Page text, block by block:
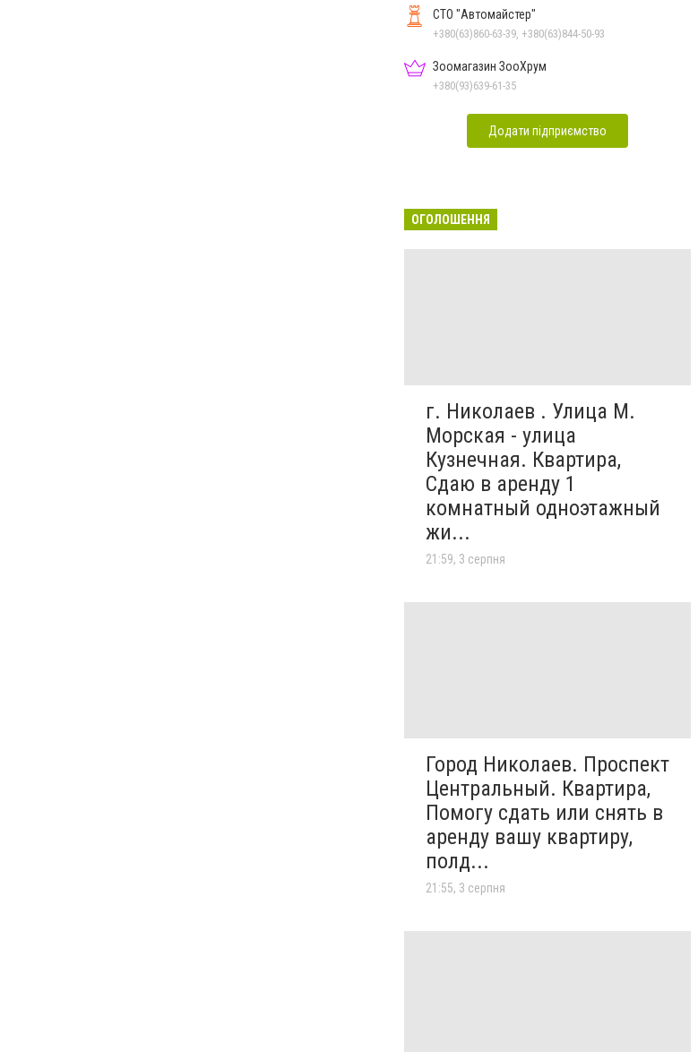
СТО "Автомайстер"
+380(63)860-63-39, +380(63)844-50-93
Зоомагазин ЗооХрум
+380(93)639-61-35
Додати підприємство
ОГОЛОШЕННЯ
г. Николаев . Улица М.
Морская - улица
Кузнечная. Квартира,
Сдаю в аренду 1
комнатный одноэтажный
жи...
21:59, 3 серпня
Город Николаев. Проспект
Центральный. Квартира,
Помогу сдать или снять в
аренду вашу квартиру,
полд...
21:55, 3 серпня